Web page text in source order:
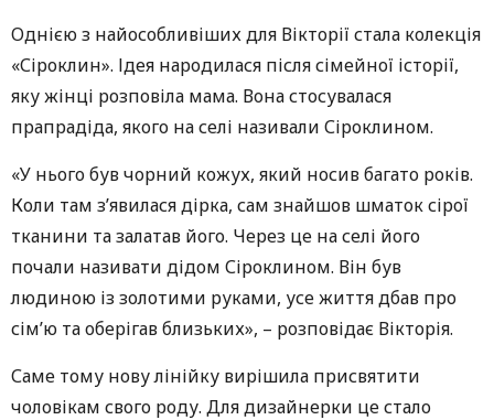
Однією з найособливіших для Вікторії стала колекція
«Сіроклин». Ідея народилася після сімейної історії,
яку жінці розповіла мама. Вона стосувалася
прапрадіда, якого на селі називали Сіроклином.
«У нього був чорний кожух, який носив багато років.
Коли там з’явилася дірка, сам знайшов шматок сірої
тканини та залатав його. Через це на селі його
почали називати дідом Сіроклином. Він був
людиною із золотими руками, усе життя дбав про
сім’ю та оберігав близьких», – розповідає Вікторія.
Саме тому нову лінійку вирішила присвятити
чоловікам свого роду. Для дизайнерки це стало